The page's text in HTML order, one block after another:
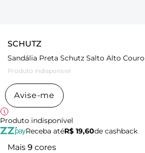
SCHUTZ
Sandália Preta Schutz Salto Alto Couro
Produto indisponível
Avise-me
Produto indisponível
Receba atéR$ 19,60de cashback
Mais 9 cores